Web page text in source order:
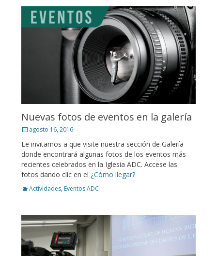
Nuevas fotos de eventos en la galería
Posted
agosto 16, 2016
Le invitamos a que visite nuestra sección de Galería
donde encontrará algunas fotos de los eventos más
recientes celebrados en la Iglesia ADC. Accese las
fotos dando clic en el ¿Cómo llegar?
Categories
Actividades, Eventos ADC